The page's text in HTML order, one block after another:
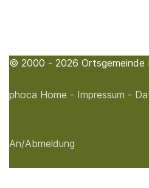
© 2000 - 2026 Ortsgemeinde
phoca Home - Impressum -
An/Abmeldung